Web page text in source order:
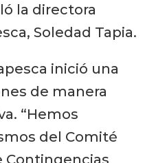
la directora
Soledad Tapia.
inició una
de manera
“Hemos
del Comité